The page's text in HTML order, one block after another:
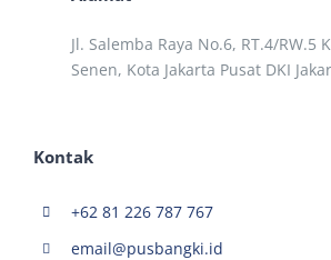
Jl. Salemba Raya No.6, RT.4/RW.5
Senen, Kota Jakarta Pusat DKI
Kontak
+62 81 226 787 767
email@pusbangki.id